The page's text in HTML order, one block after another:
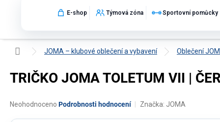
E-shop Týmová zóna Sportovní pomůcky
Domů JOMA – klubové oblečení a vybavení Oblečení
TRIČKO JOMA TOLETUM VII |
Průměrné
Neohodnoceno Podrobnosti hodnocení Značka: JOMA